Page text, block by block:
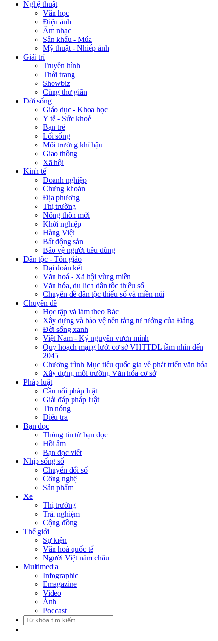
Nghệ thuật
Văn học
Điện ảnh
Âm nhạc
Sân khấu - Múa
Mỹ thuật - Nhiếp ảnh
Giải trí
Truyền hình
Thời trang
Showbiz
Cùng thư giãn
Đời sống
Giáo dục - Khoa học
Y tế - Sức khoẻ
Bạn trẻ
Lối sống
Môi trường khí hậu
Giao thông
Xã hội
Kinh tế
Doanh nghiệp
Chứng khoán
Địa phương
Thị trường
Nông thôn mới
Khởi nghiệp
Hàng Việt
Bất động sản
Bảo vệ người tiêu dùng
Dân tộc - Tôn giáo
Đại đoàn kết
Văn hoá - Xã hội vùng miền
Văn hóa, du lịch dân tộc thiểu số
Chuyên đề dân tộc thiểu số và miền núi
Chuyên đề
Học tập và làm theo Bác
Xây dựng và bảo vệ nền tảng tư tưởng của Đảng
Đời sống xanh
Việt Nam - Kỷ nguyên vươn mình
Quy hoạch mạng lưới cơ sở VHTTDL tầm nhìn đến
2045
Chương trình Mục tiêu quốc gia về phát triển văn hóa
Xây dựng môi trường Văn hóa cơ sở
Pháp luật
Cầu nối pháp luật
Giải đáp pháp luật
Tin nóng
Điều tra
Bạn đọc
Thông tin từ bạn đọc
Hồi âm
Bạn đọc viết
Nhịp sống số
Chuyển đổi số
Công nghệ
Sản phẩm
Xe
Thị trường
Trải nghiệm
Cộng đồng
Thế giới
Sự kiện
Văn hoá quốc tế
Người Việt năm châu
Multimedia
Infographic
Emagazine
Video
Ảnh
Podcast